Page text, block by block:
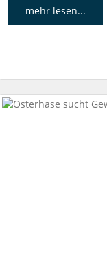
mehr lesen...